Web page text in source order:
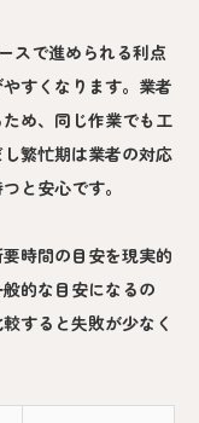
スで進められる利点
すくなります。業者
め、同じ作業でも工
繁忙期は業者の対応
と安心です。
時間の目安を現実的
的な目安になるの
すると失敗が少なく